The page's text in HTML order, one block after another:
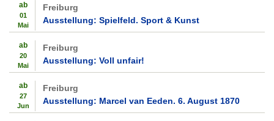
ab
01
Mai
Freiburg
Ausstellung: Spielfeld. Sport & Kunst
ab
20
Mai
Freiburg
Ausstellung: Voll unfair!
ab
27
Jun
Freiburg
Ausstellung: Marcel van Eeden. 6. August 1870